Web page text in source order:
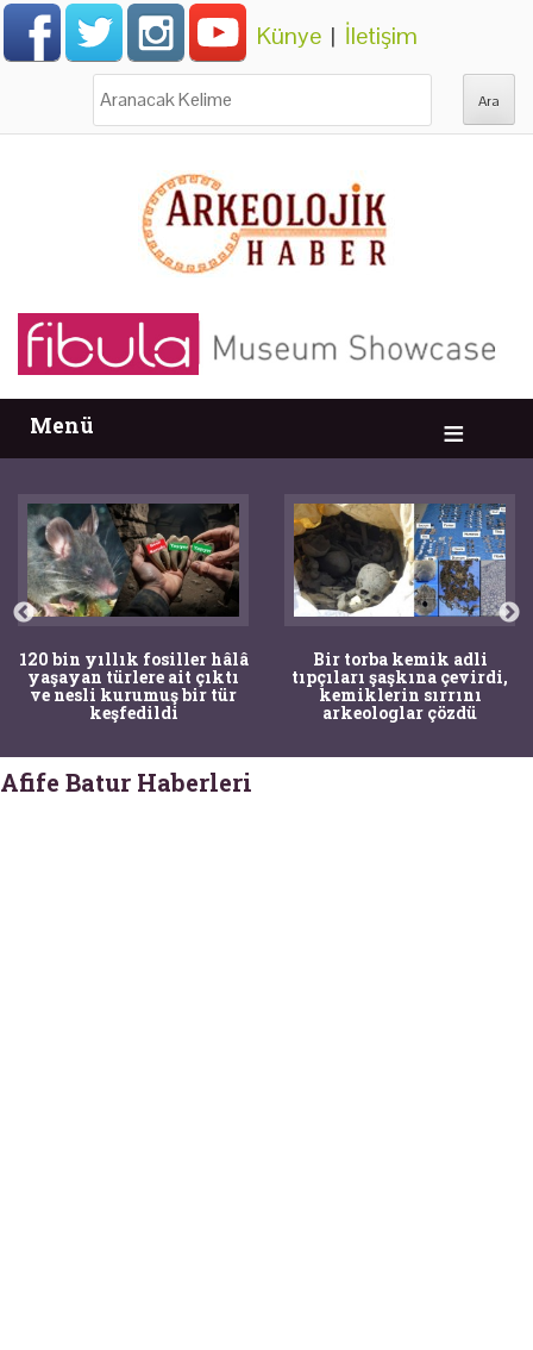
Künye | İletişim
Menü
120 bin yıllık fosiller hâlâ
yaşayan türlere ait çıktı
ve nesli kurumuş bir tür
keşfedildi
Bir torba kemik adli
tıpçıları şaşkına çevirdi,
kemiklerin sırrını
arkeologlar çözdü
Afife Batur Haberleri